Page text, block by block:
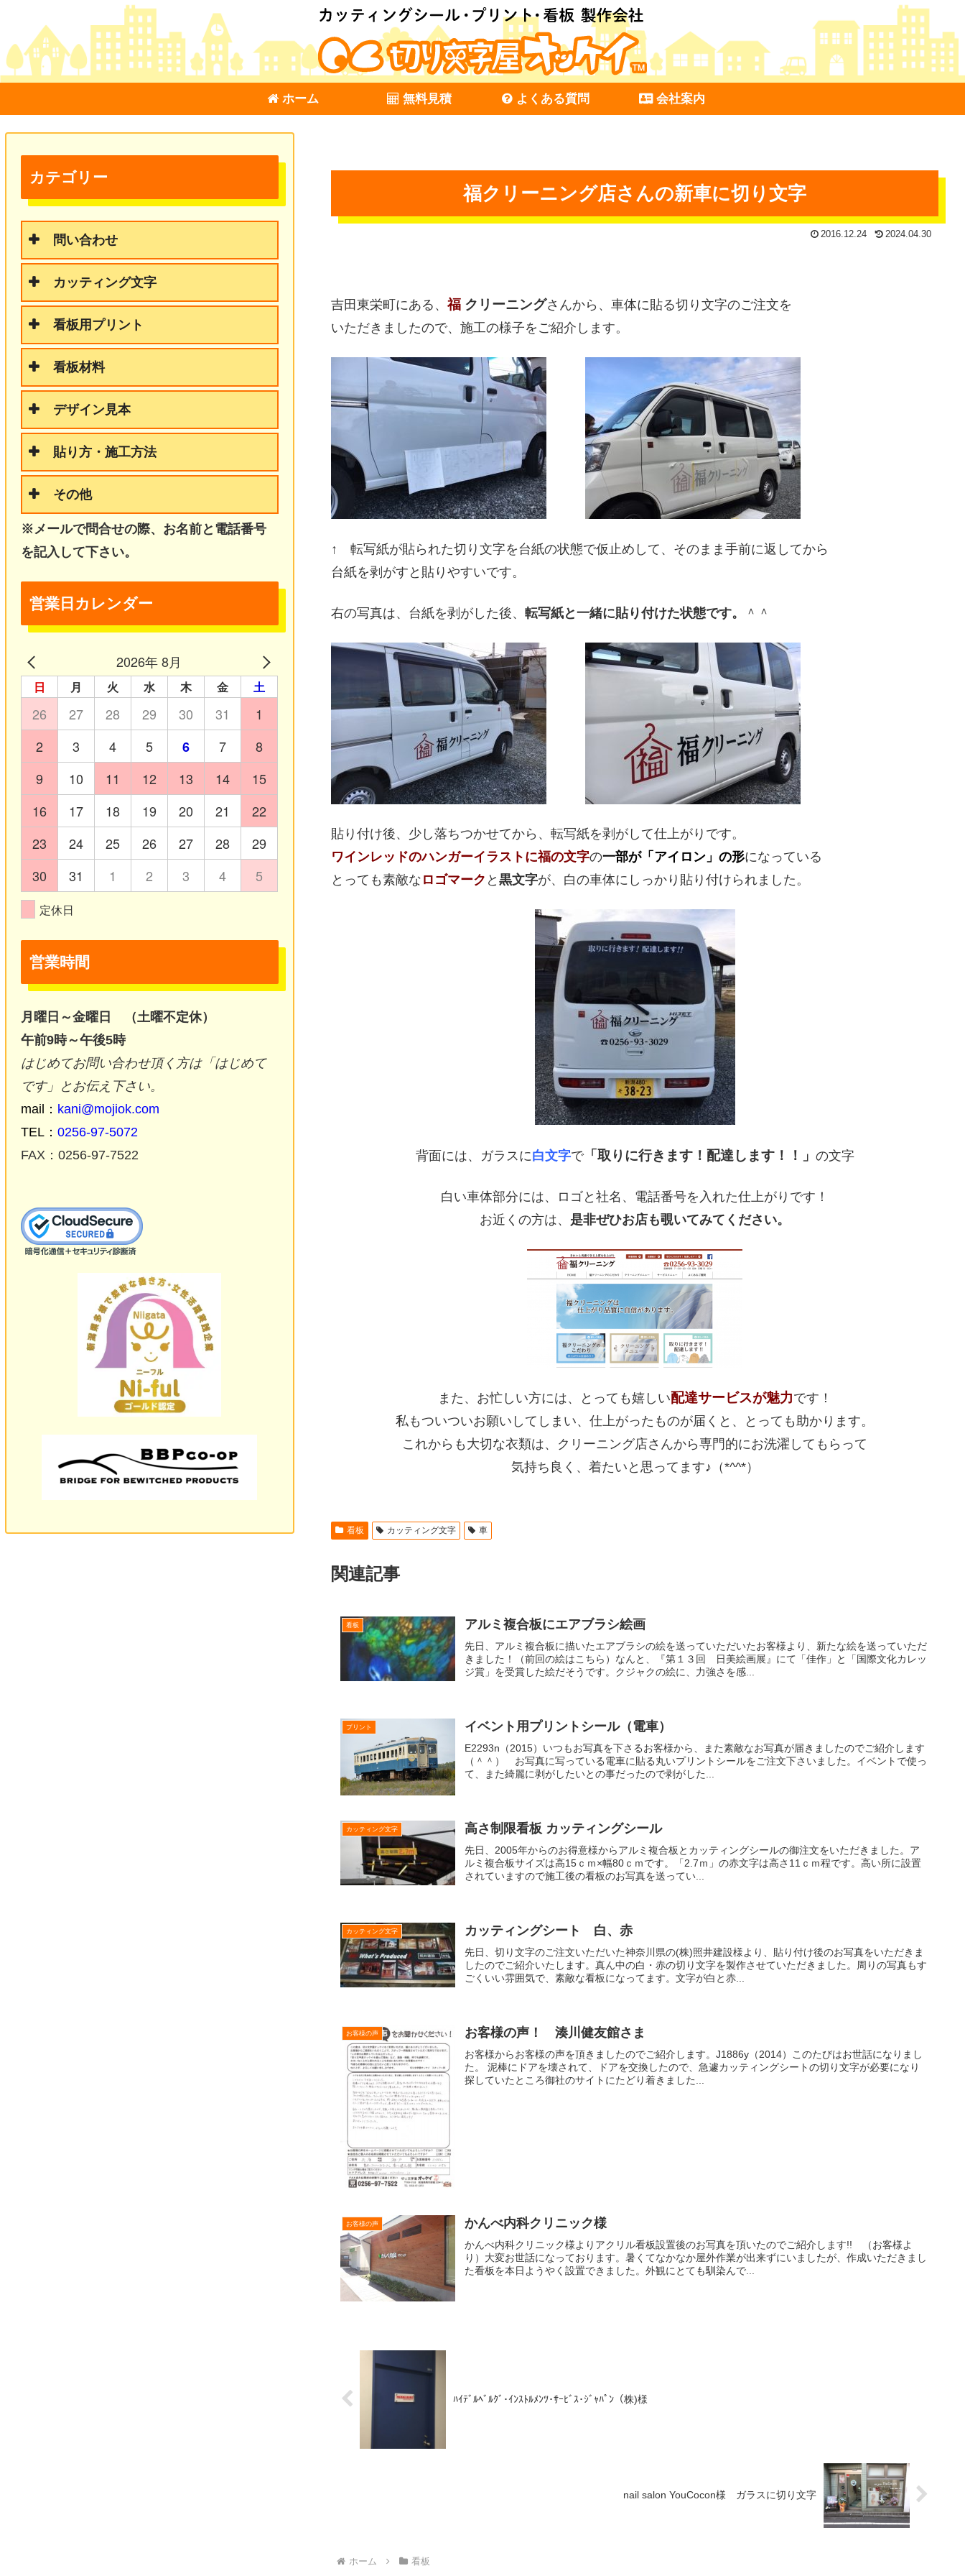
ホーム 無料見積 よくある質問 会社案内
福クリーニング店さんの新車に切り文字
2016.12.24 2024.04.30
吉田東栄町にある、福 クリーニングさんから、車体に貼る切り文字のご注文を
いただきましたので、施工の様子をご紹介します。
↑ 転写紙が貼られた切り文字を台紙の状態で仮止めして、そのまま手前に返してから
台紙を剥がすと貼りやすいです。
右の写真は、台紙を剥がした後、転写紙と一緒に貼り付けた状態です。 ＾＾
貼り付け後、少し落ちつかせてから、転写紙を剥がして仕上がりです。
ワインレッドのハンガーイラストに福の文字の一部が「アイロン」の形になっている
とっても素敵な ロゴマーク と黒文字が、白の車体にしっかり貼り付けられました。
背面には、ガラスに白文字で「取りに行きます！配達します！！」 の文字
白い車体部分には、ロゴと社名、電話番号を入れた仕上がりです！
お近くの方は、 是非ぜひお店も覗いてみてください。
また、お忙しい方には、とっても嬉しい配達サービスが魅力です！
私もついついお願いしてしまい、仕上がったものが届くと、とっても助かります。
これからも大切な衣類は、クリーニング店さんから専門的にお洗濯してもらって
気持ち良く、着たいと思ってます♪（*^^*）
看板 カッティング文字 車
関連記事
看板 アルミ複合板にエアブラシ絵画
先日、アルミ複合板に描いたエアブラシの絵を送っていただいたお客様より、新たな絵を送っていただ
きました！（前回の絵はこちら）なんと、『第１３回 日美絵画展』にて「佳作」と「国際文化カレッ
ジ賞」を受賞した絵だそうです。クジャクの絵に、力強さを感...
プリント イベント用プリントシール（電車）
E2293n（2015）いつもお写真を下さるお客様から、また素敵なお写真が届きましたのでご紹介します
（＾＾） お写真に写っている電車に貼る丸いプリントシールをご注文下さいました。イベントで使っ
て、また綺麗に剥がしたいとの事だったので剥がした...
カッティング文字 高さ制限看板 カッティングシール
先日、2005年からのお得意様からアルミ複合板とカッティングシールの御注文をいただきました。ア
ルミ複合板サイズは高15ｃｍ×幅80ｃｍです。「2.7ｍ」の赤文字は高さ11ｃｍ程です。高い所に設置
されていますので施工後の看板のお写真を送ってい...
カッティング文字 カッティングシート 白、赤
先日、切り文字のご注文いただいた神奈川県の(株)照井建設様より、貼り付け後のお写真をいただきま
したのでご紹介いたします。真ん中の白・赤の切り文字を製作させていただきました。周りの写真もす
ごくいい雰囲気で、素敵な看板になってます。文字が白と赤...
お客様の声 お客様の声！ 湊川健友館さま
お客様からお客様の声を頂きましたのでご紹介します。J1886y（2014）このたびはお世話になりまし
た。 泥棒にドアを壊されて、ドアを交換したので、急遽カッティングシートの切り文字が必要になり
探していたところ御社のサイトにたどり着きました...
お客様の声 かんべ内科クリニック様
かんべ内科クリニック様よりアクリル看板設置後のお写真を頂いたのでご紹介します!! （お客様よ
り）大変お世話になっております。暑くてなかなか屋外作業が出来ずにいましたが、作成いただきまし
た看板を本日ようやく設置できました。外観にとても馴染んで...
ﾊｲﾃﾞﾙﾍﾞﾙｸﾞ･ｲﾝｽﾄﾙﾒﾝﾂ･ｻｰﾋﾞｽ･ｼﾞｬﾊﾟﾝ（株)様
nail salon YouCocon様 ガラスに切り文字
ホーム 看板
カテゴリー
問い合わせ
カッティング文字
看板用プリント
看板材料
デザイン見本
貼り方・施工方法
その他
※メールで問合せの際、お名前と電話番号
を記入して下さい。
営業日カレンダー
2026年 8月
日 月 火 水 木 金 土
26 27 28 29 30 31
1
2
3 4 5 6 7
8
9
10 11 12 13 14
15
16
17 18 19 20 21
22
23
24 25 26 27 28
29
30
31 1 2 3 4 5
定休日
営業時間
月曜日～金曜日 （土曜不定休）
午前9時～午後5時
はじめてお問い合わせ頂く方は「はじめて
です」とお伝え下さい。
mail： kani@mojiok.com
TEL： 0256-97-5072
FAX：0256-97-7522